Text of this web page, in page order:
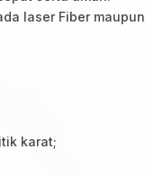
laser Fiber maupun
karat;